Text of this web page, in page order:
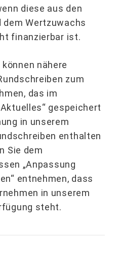
diese aus den
dem Wertzuwachs
finanzierbar ist.
nähere
zum
das im
gespeichert
in unserem
enthalten
Sie dem
„Anpassung
entnehmen, dass
in unserem
steht.